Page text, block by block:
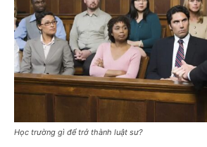
Học trường gì để trở thành luật sư?